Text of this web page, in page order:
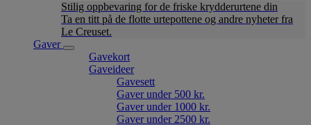
Stilig oppbevaring for de friske krydderurtene din
Ta en titt på de flotte urtepottene og andre nyheter fra
Le Creuset.
Gaver
Gavekort
Gaveideer
Gavesett
Gaver under 500 kr.
Gaver under 1000 kr.
Gaver under 2500 kr.